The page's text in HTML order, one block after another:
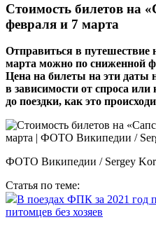
Стоимость билетов на
февраля и 7 марта
Отправиться в путешествие
марта можно по сниженной
Цена на билеты на эти даты
в зависимости от спроса
до поездки, как это
ФОТО Википедии / Sergey
Статья по теме:
В поездах ФПК за 2021 год
питомцев без хозяев